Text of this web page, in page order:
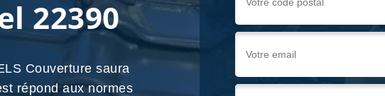
22390
Couverture saura
répond aux normes